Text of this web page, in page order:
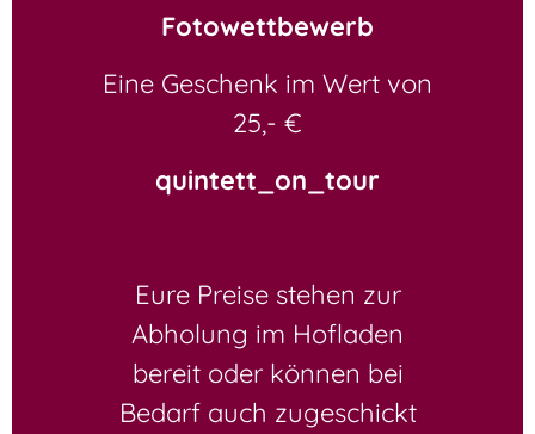
Fotowettbewerb
Eine Geschenk im Wert von
25,- €
quintett_on_tour
Eure Preise stehen zur
Abholung im Hofladen
bereit oder können bei
Bedarf auch zugeschickt